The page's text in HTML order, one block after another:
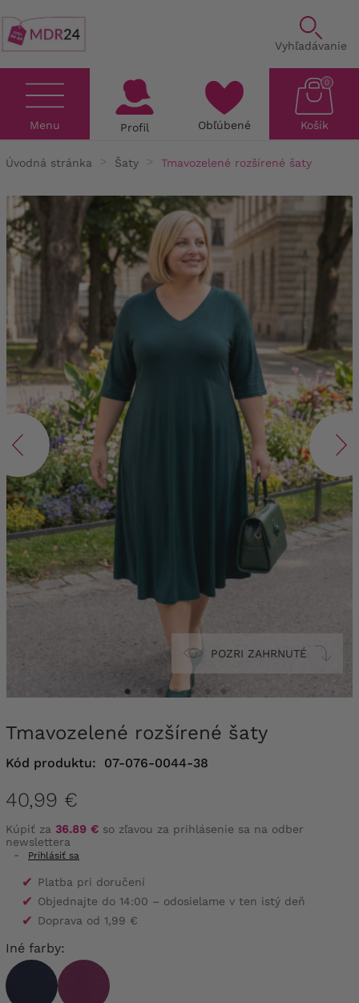
Vyhľadávanie
Menu Profil Obľúbené Košík
0
Úvodná stránka Šaty Tmavozelené rozšírené šaty
POZRI ZAHRNUTÉ
Tmavozelené rozšírené šaty
Kód produktu: 07-076-0044-38
40,99 €
Kúpiť za 36.89 € so zľavou za prihlásenie sa na odber
newslettera
-
Prihlásiť sa
✔ Platba pri doručení
✔ Objednajte do 14:00 – odosielame v ten istý deň
✔ Doprava od 1,99 €
Iné farby: